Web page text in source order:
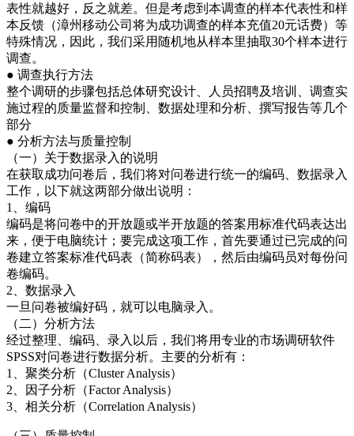
表性就越好，反之就差。但是考虑到本调查的样本代表性和样
本反馈（漳州移动公司将为成功调查的样本充值20元话费）等
特殊情况，因此，我们采用随机地从样本里抽取30个样本进行
调查。
● 调查执行方法
整个调研的步骤包括总体研究设计、人员招聘及培训、调查实
施过程的质量监督和控制、数据处理和分析、撰写报告等几个
部分
● 分析方法与质量控制
（一）关于数据录入的说明
在获取成功问卷后，我们将对问卷进行统一的编码、数据录入
工作，以下就这两部分做出说明：
1、编码
编码是将问卷中的开放题或半开放题的答案用标准代码表达出
来，便于电脑统计；要完成这项工作，首先要通过已完成的问
卷建立答案标准代码表（简称码表），然后由编码员对每份问
卷编码。
2、数据录入
一旦问卷被编好码，就可以电脑录入。
（二）分析方法
经过整理、编码、录入以后，我们将用专业的市场调研软件
SPSS对问卷进行数据分析。主要的分析有：
1、聚类分析（Cluster Analysis）
2、因子分析（Factor Analysis）
3、相关分析（Correlation Analysis）